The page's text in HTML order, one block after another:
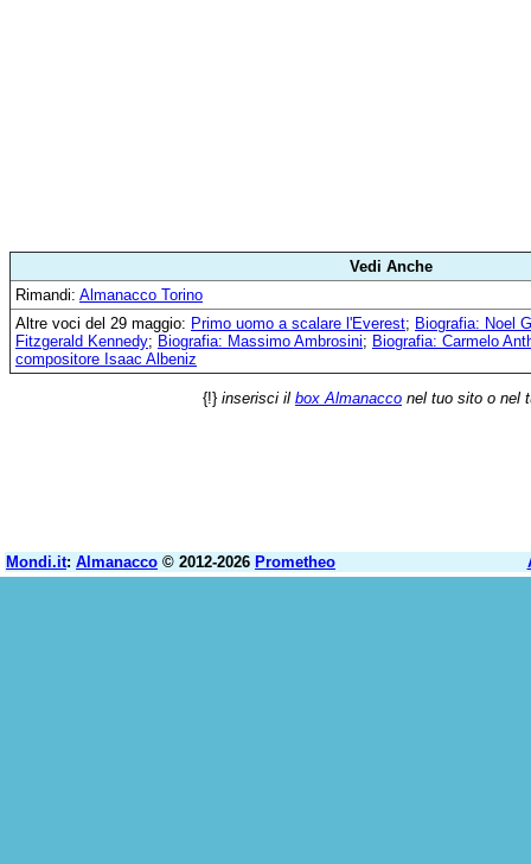
Vedi Anche
Rimandi: Almanacco Torino
Altre voci del 29 maggio: Primo uomo a scalare l'Everest; Biografia: Noel
Fitzgerald Kennedy; Biografia: Massimo Ambrosini; Biografia: Carmelo
compositore Isaac Albeniz
{!} inserisci il box Almanacco nel tuo sito o nel
Mondi.it: Almanacco © 2012-2026 Prometheo